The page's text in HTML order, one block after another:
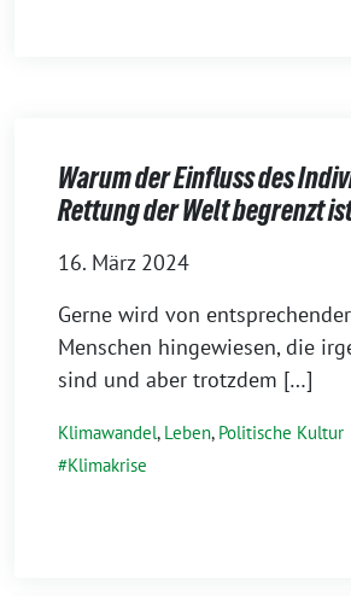
Warum der Einfluss des
Rettung der Welt begrenzt
16. März 2024
Gerne wird von
Menschen hingewiesen, die
sind und aber trotzdem […]
Klimawandel, Leben, Politische Kultur
Klimakrise